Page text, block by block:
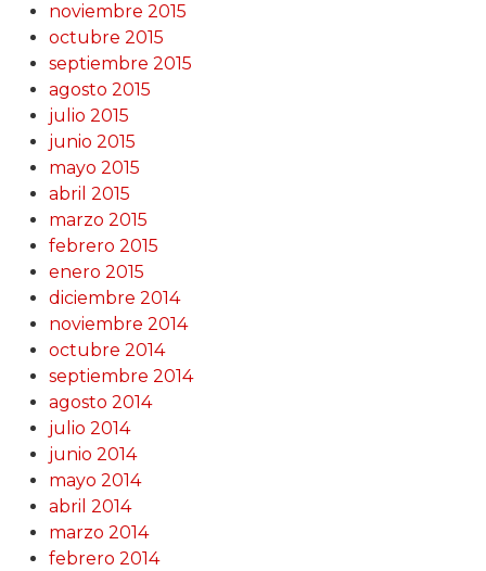
noviembre 2015
octubre 2015
septiembre 2015
agosto 2015
julio 2015
junio 2015
mayo 2015
abril 2015
marzo 2015
febrero 2015
enero 2015
diciembre 2014
noviembre 2014
octubre 2014
septiembre 2014
agosto 2014
julio 2014
junio 2014
mayo 2014
abril 2014
marzo 2014
febrero 2014